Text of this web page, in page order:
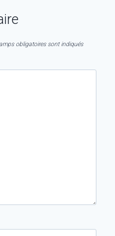
obligatoires sont indiqués